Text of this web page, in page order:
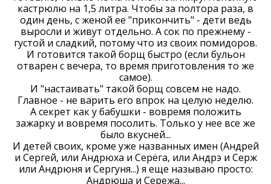
кастрюлю на 1,5 литра. Чтобы за полтора раза, в
один день, с женой ее "прикончить" - дети ведь
выросли и живут отдельно. А сок по прежнему -
густой и сладкий, потому что из своих помидоров.
И готовится такой борщ быстро (если бульон
отварен с вечера, то время приготовления то же
самое).
И "настаивать" такой борщ совсем не надо.
Главное - не варить его впрок на целую неделю.
А секрет как у бабушки - вовремя положить
зажарку и вовремя посолить. Только у нее все же
было вкусней...
И детей своих, кроме уже названных имен (Андрей
и Сергей, или Андрюха и Серёга, или Андрэ и Серж
или Андрюня и Сергуня...) я еще называю просто:
Андрюша и Сережа...